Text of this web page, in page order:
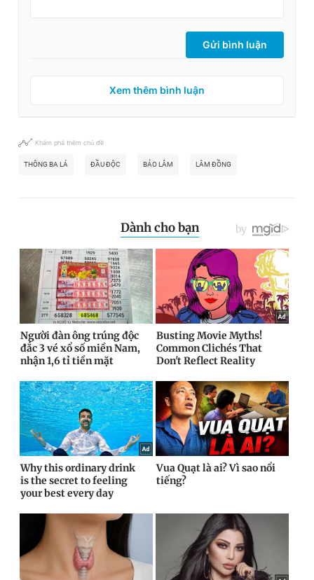
Gửi bình luận
Xem thêm bình luận
Khám phá thêm chủ đề
THÔNG BA LÁ ĐẦU ĐỘC BẢO LÂM LÂM ĐỒNG